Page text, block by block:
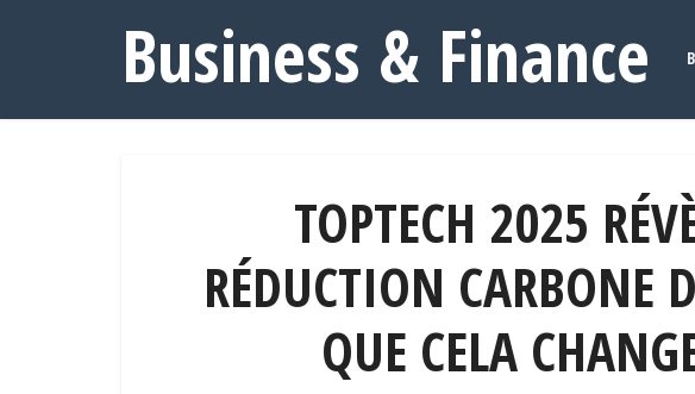
Business & Finance
TOPTECH 2025
RÉDUCTION CARBONE
QUE CELA